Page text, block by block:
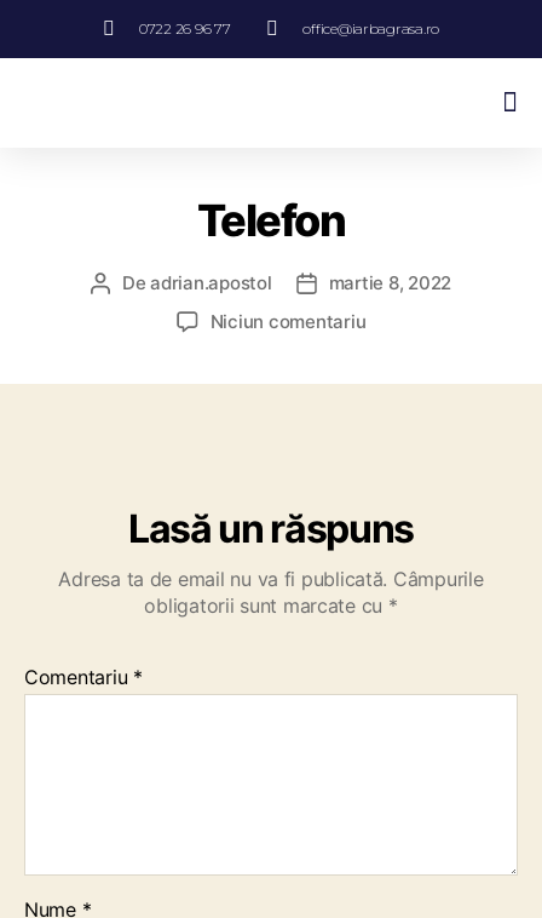
0722 26 96 77 office@iarbagrasa.ro
Telefon
Deadrian.apostol
martie 8, 2022
Niciun comentariu
Lasă un răspuns
Adresa ta de email nu va fi publicată. Câmpurile
obligatorii sunt marcate cu *
Comentariu *
Nume *